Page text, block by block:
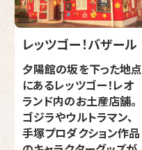
レッツゴー！バザール
夕陽館の坂を下った地点
にあるレッツゴー！レオ
ランド内のお土産店舗。
ゴジラやウルトラマン、
手塚プロダクション作品